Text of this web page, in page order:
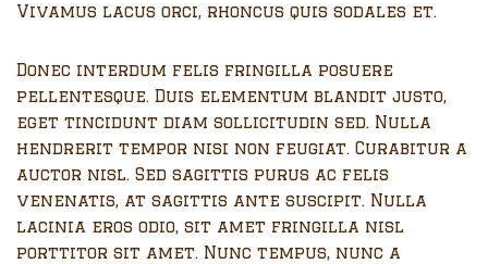
Vivamus lacus orci, rhoncus quis sodales et.
Donec interdum felis fringilla posuere
pellentesque. Duis elementum blandit justo,
eget tincidunt diam sollicitudin sed. Nulla
hendrerit tempor nisi non feugiat. Curabitur a
auctor nisl. Sed sagittis purus ac felis
venenatis, at sagittis ante suscipit. Nulla
lacinia eros odio, sit amet fringilla nisl
porttitor sit amet. Nunc tempus, nunc a